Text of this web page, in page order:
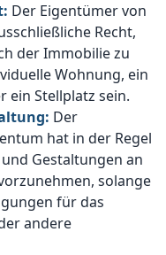
Der Eigentümer von
Recht,
der Immobilie zu
Wohnung, ein
ein Stellplatz sein.
Der
hat in der Regel
Gestaltungen an
solange
für das
andere